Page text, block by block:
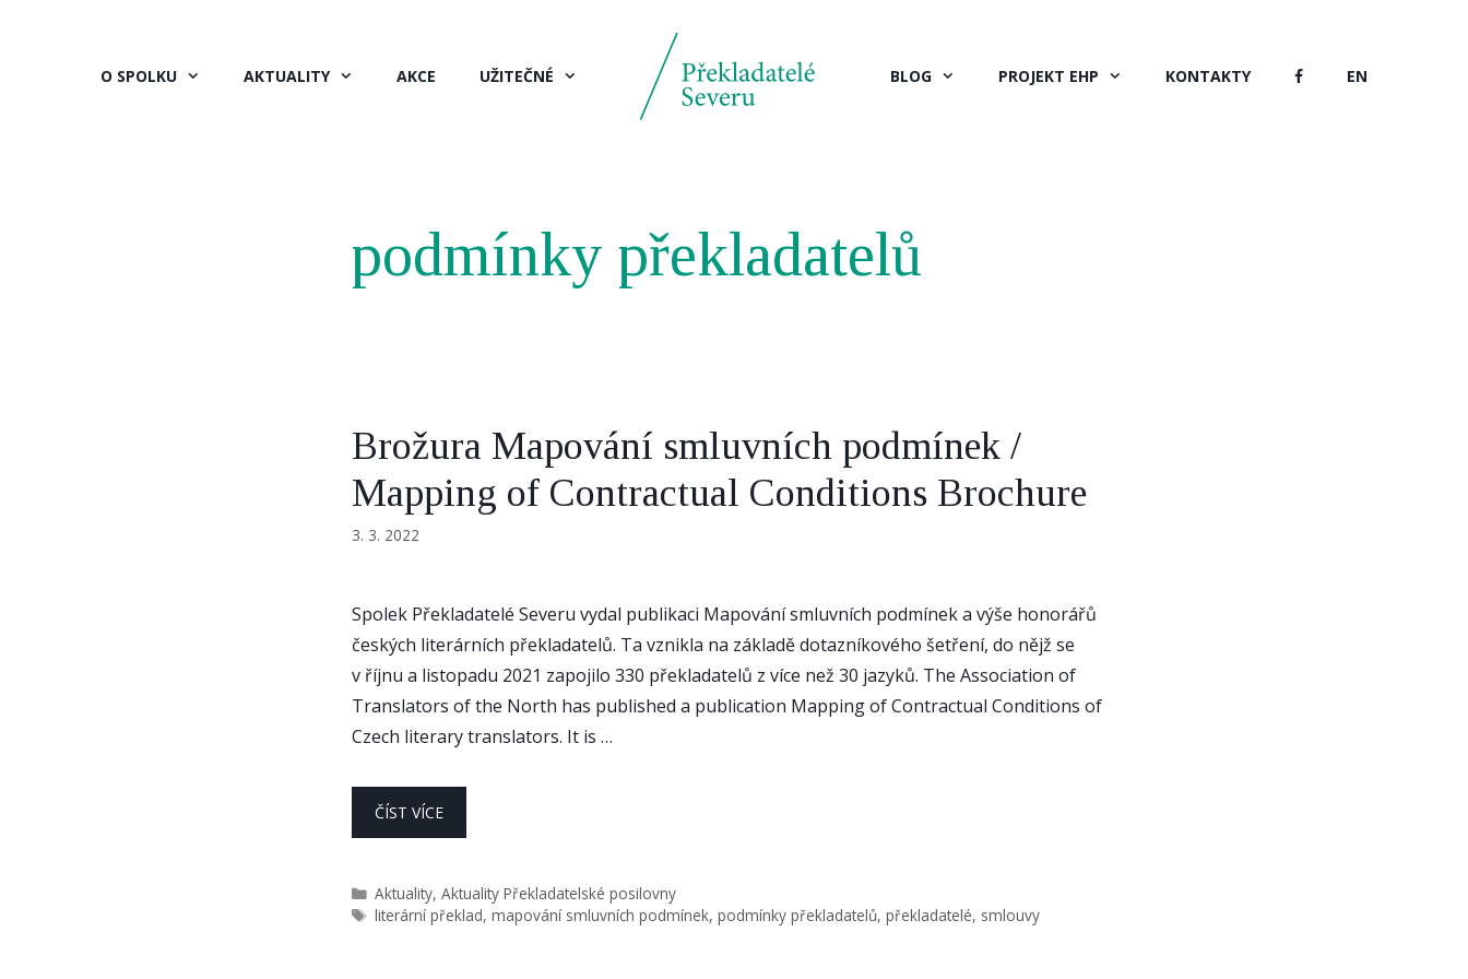
O SPOLKU AKTUALITY AKCE UŽITEČNÉ BLOG PROJEKT EHP KONTAKTY EN
podmínky překladatelů
Brožura Mapování smluvních podmínek /
Mapping of Contractual Conditions Brochure
3. 3. 2022
Spolek Překladatelé Severu vydal publikaci Mapování smluvních podmínek a výše honorářů
českých literárních překladatelů. Ta vznikla na základě dotazníkového šetření, do nějž se
v říjnu a listopadu 2021 zapojilo 330 překladatelů z více než 30 jazyků. The Association of
Translators of the North has published a publication Mapping of Contractual Conditions of
Czech literary translators. It is …
ČÍST VÍCE
Rubriky
Aktuality,Aktuality Překladatelské posilovny
Štítky
literární překlad,mapování smluvních podmínek,podmínky překladatelů,překladatelé, smlouvy